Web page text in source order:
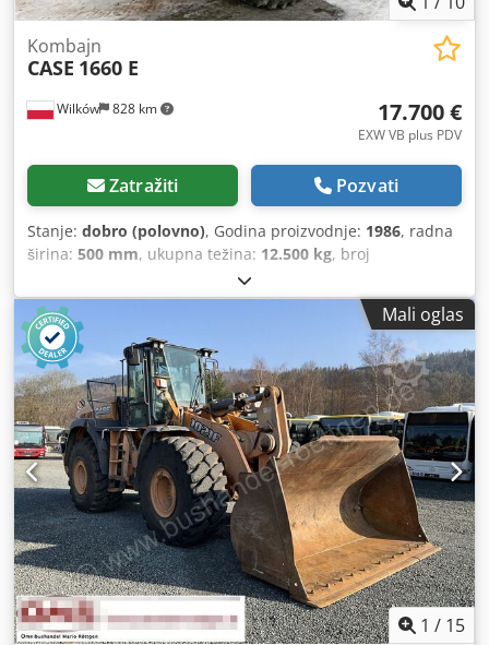
Wilków 828 km
Kombajn
CASE 1660 E
17.700 €
EXW VB plus PDV
Zatražiti Pozvati
Stanje: dobro (polovno), Godina proizvodnje: 1986, radna
širina: 500 mm, ukupna težina: 12.500 kg, broj
, CASE IH 1660 aksijalni protok marka
: Case IH model: 1660 Godina : 1987 Radno vreme: 3.300 h
Cedpfsvr Dxpsx Am Ajha Širina sekcije: 5.00 m Oprema
raznih tipova: sjeckalica za slamu, rasipač slame
Mali oglas
1 / 15